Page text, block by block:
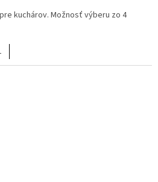
kuchárov. Možnosť výberu zo 4